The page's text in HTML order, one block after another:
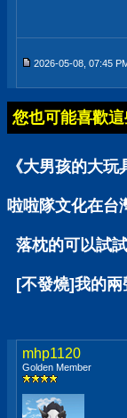
2026-05-08, 07:45
您也可能喜歡
《大男孩的大
啦啦隊文化在台
落枕的可以試
[不發燒]我的
mhp1120
Golden Member